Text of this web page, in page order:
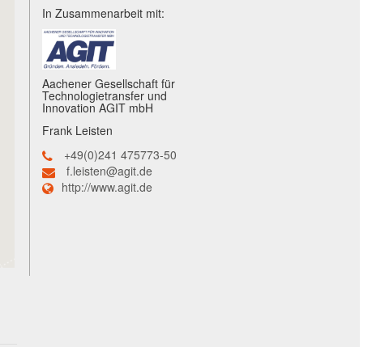
In Zusammenarbeit mit:
Aachener Gesellschaft für
Technologietransfer und
Innovation AGIT mbH
Frank Leisten
+49(0)241 475773-50
f.leisten@agit.de
http://www.agit.de